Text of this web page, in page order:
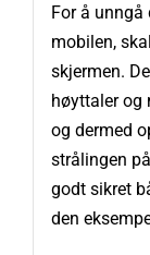
For å unngå
mobilen,
skjermen.
høyttaler og
og dermed
strålingen
godt sikret
den